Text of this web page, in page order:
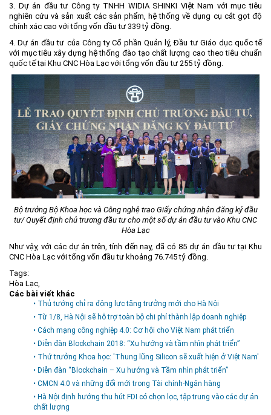
3. Dự án đầu tư Công ty TNHH WIDIA SHINKI Việt Nam với mục tiêu
nghiên cứu và sản xuất các sản phẩm, hệ thống về dụng cụ cắt gọt độ
chính xác cao với tổng vốn đầu tư 339 tỷ đồng.
4. Dự án đầu tư của Công ty Cổ phần Quản lý, Đầu tư Giáo dục quốc tế
với mục tiêu xây dựng hệ thống đào tạo chất lượng cao theo tiêu chuẩn
quốc tế tại Khu CNC Hòa Lạc với tổng vốn đầu tư 255 tỷ đồng.
Bộ trưởng Bộ Khoa học và Công nghệ trao Giấy chứng nhận đăng ký đầu
tư/ Quyết định chủ trương đầu tư cho một số dự án đầu tư vào Khu CNC
Hòa Lạc
Như vậy, với các dự án trên, tính đến nay, đã có 85 dự án đầu tư tại Khu
CNC Hòa Lạc với tổng vốn đầu tư khoảng 76.745 tỷ đồng.
Tags:
Hòa Lạc
Các bài viết khác
• Thủ tướng chỉ ra động lực tăng trưởng mới cho Hà Nội
• Từ 1/8, Hà Nội sẽ hỗ trợ toàn bộ chi phí thành lập doanh nghiệp
• Cách mạng công nghiệp 4.0: Cơ hội cho Việt Nam phát triển
• Diễn đàn Blockchain 2018: “Xu hướng và tầm nhìn phát triển”
• Thứ trưởng Khoa học: 'Thung lũng Silicon sẽ xuất hiện ở Việt Nam'
• Diễn đàn “Blockchain – Xu hướng và Tầm nhìn phát triển”
• CMCN 4.0 và những đổi mới trong Tài chính-Ngân hàng
• Hà Nội định hướng thu hút FDI có chọn lọc, tập trung vào các dự án
chất lượng